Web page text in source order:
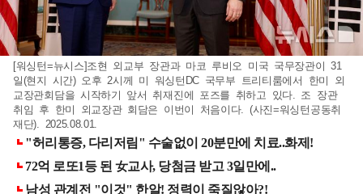
[워싱턴=뉴시스]조현 외교부 장관과 마코 루비오 미국 국무장관이 31
일(현지 시간) 오후 2시께 미 워싱턴DC 국무부 트리티룸에서 한미 외
교장관회담을 시작하기 앞서 취재진에 포즈를 취하고 있다. 조 장관
취임 후 한미 외교장관 회담은 이번이 처음이다. (사진=워싱턴공동취
재단). 2025.08.01.